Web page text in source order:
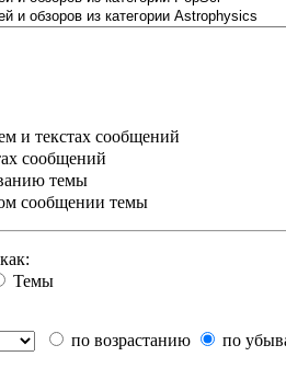
и текстах сообщений
сообщений
темы
сообщении темы
Темы
по возрастанию
по